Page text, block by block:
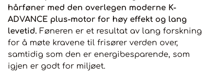
hastighet med "SOFT" brytere for komfort i bruk 4 trinns
temperatur innstillinger Kuldeknapp for øyeblikkelig kald
luft Innebygd "silencer" lyddemper for mindre støy
Inkludert: 2 munnstykker - for presisjon og hurtighet.
hårføner med den overlegen moderne K-
ADVANCE plus-motor for høy effekt og lang
levetid. Føneren er et resultat av lang forskning
for å møte kravene til frisører verden over,
samtidig som den er energibesparende, som
igjen er godt for miljøet.